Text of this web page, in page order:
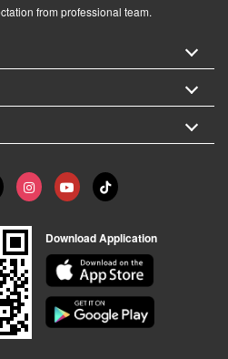
from professional team.
Download Application